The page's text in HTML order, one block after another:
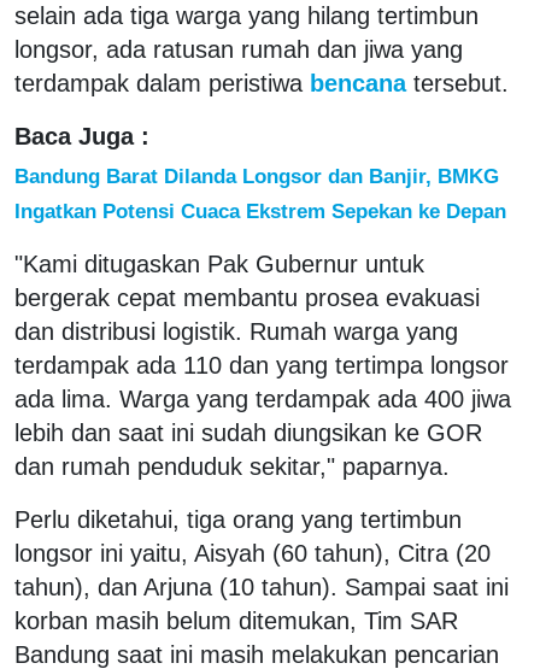
selain ada tiga warga yang hilang tertimbun
longsor, ada ratusan rumah dan jiwa yang
terdampak dalam peristiwa bencana tersebut.
Baca Juga :
Bandung Barat Dilanda Longsor dan Banjir, BMKG
Ingatkan Potensi Cuaca Ekstrem Sepekan ke Depan
"Kami ditugaskan Pak Gubernur untuk
bergerak cepat membantu prosea evakuasi
dan distribusi logistik. Rumah warga yang
terdampak ada 110 dan yang tertimpa longsor
ada lima. Warga yang terdampak ada 400 jiwa
lebih dan saat ini sudah diungsikan ke GOR
dan rumah penduduk sekitar," paparnya.
Perlu diketahui, tiga orang yang tertimbun
longsor ini yaitu, Aisyah (60 tahun), Citra (20
tahun), dan Arjuna (10 tahun). Sampai saat ini
korban masih belum ditemukan, Tim SAR
Bandung saat ini masih melakukan pencarian